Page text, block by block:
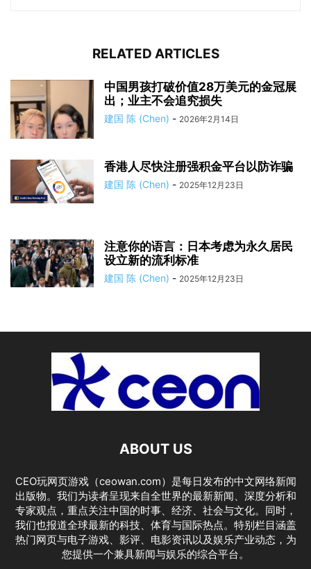
RELATED ARTICLES
中国男孩打破价值28万美元的金冠展
出；业主不会追究损失
建国 陈 (Chen) - 2026年2月14日
香港人尽快注册强积金平台以防诈骗
建国 陈 (Chen) - 2025年12月23日
注意你的语言：日本考虑为永久居民
设立新的流利标准
建国 陈 (Chen) - 2025年12月23日
ABOUT US
CEO玩网页游戏（ceowan.com）是每日发布的中文网络新闻
出版物。我们为读者呈现来自全世界的最新新闻、深度分析和
专家观点，重点关注中国的时事、经济、社会与文化。同时，
我们也报道全球最新的科技、体育与国际热点。特别栏目涵盖
热门网页与电子游戏、影评、电影资讯以及娱乐产业动态，为
您提供一个兼具新闻与娱乐的综合平台。